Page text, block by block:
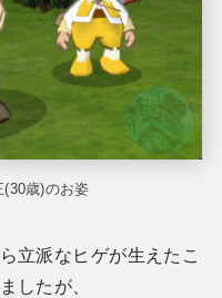
歳)のお姿
立派なヒゲが生えたこ
したが、